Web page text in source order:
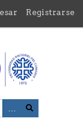
Registrarse